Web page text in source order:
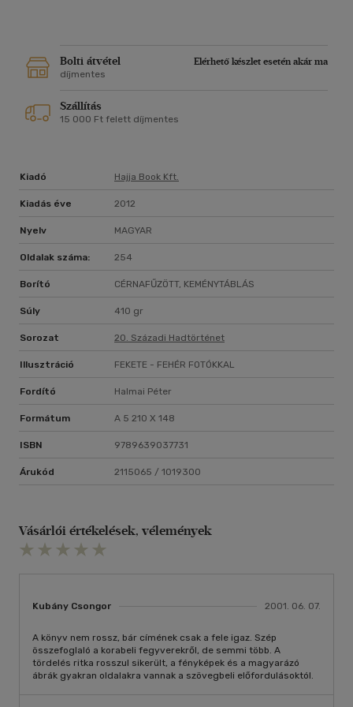
történelmi tanszékének vezető docense. Kutatási területe a
német és angol hadsereg II. világháborús története.
Bolti átvétel
Elérhető készlet esetén akár ma
díjmentes
Szállítás
15 000 Ft felett díjmentes
Kiadó Hajja Book Kft.
Kiadás éve 2012
Nyelv MAGYAR
Oldalak száma: 254
Borító CÉRNAFŰZÖTT, KEMÉNYTÁBLÁS
Súly 410 gr
Sorozat 20. Századi Hadtörténet
Illusztráció FEKETE - FEHÉR FOTÓKKAL
Fordító Halmai Péter
Formátum A 5 210 X 148
ISBN 9789639037731
Árukód 2115065 / 1019300
Vásárlói értékelések, vélemények
Kubány Csongor 2001. 06. 07.
A könyv nem rossz, bár címének csak a fele igaz. Szép
összefoglaló a korabeli fegyverekről, de semmi több. A
tördelés ritka rosszul sikerült, a fényképek és a magyarázó
ábrák gyakran oldalakra vannak a szövegbeli előfordulásoktól.